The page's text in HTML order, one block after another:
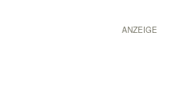
ANZEIGE